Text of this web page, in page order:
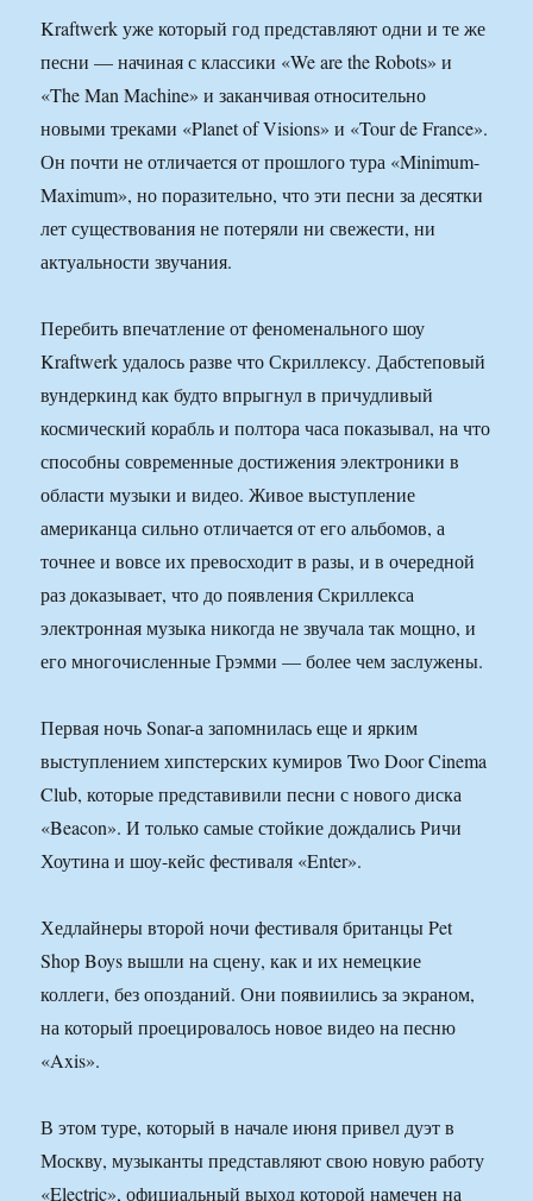
Kraftwerk уже который год представляют одни и те же
песни — начиная с классики «We are the Robots» и
«The Man Machine» и заканчивая относительно
новыми треками «Planet of Visions» и «Tour de France».
Он почти не отличается от прошлого тура «Minimum-
Maximum», но поразительно, что эти песни за десятки
лет существования не потеряли ни свежести, ни
актуальности звучания.
Перебить впечатление от феноменального шоу
Kraftwerk удалось разве что Скриллексу. Дабстеповый
вундеркинд как будто впрыгнул в причудливый
космический корабль и полтора часа показывал, на что
способны современные достижения электроники в
области музыки и видео. Живое выступление
американца сильно отличается от его альбомов, а
точнее и вовсе их превосходит в разы, и в очередной
раз доказывает, что до появления Скриллекса
электронная музыка никогда не звучала так мощно, и
его многочисленные Грэмми — более чем заслужены.
Первая ночь Sonar-а запомнилась еще и ярким
выступлением хипстерских кумиров Two Door Cinema
Club, которые представивили песни с нового диска
«Beacon». И только самые стойкие дождались Ричи
Хоутина и шоу-кейс фестиваля «Enter».
Хедлайнеры второй ночи фестиваля британцы Pet
Shop Boys вышли на сцену, как и их немецкие
коллеги, без опозданий. Они появиились за экраном,
на который проецировалось новое видео на песню
«Axis».
В этом туре, который в начале июня привел дуэт в
Москву, музыканты представляют свою новую работу
«Electric», официальный выход которой намечен на